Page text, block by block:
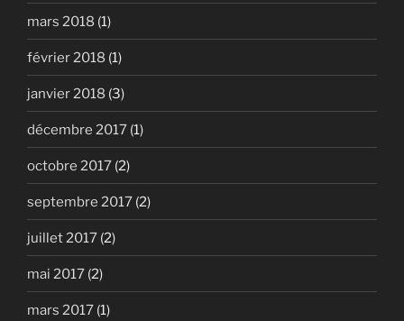
mars 2018 (1)
février 2018 (1)
janvier 2018 (3)
décembre 2017 (1)
octobre 2017 (2)
septembre 2017 (2)
juillet 2017 (2)
mai 2017 (2)
mars 2017 (1)